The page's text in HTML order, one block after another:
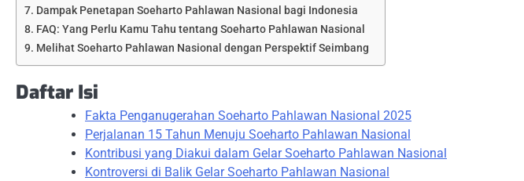
Dampak Penetapan Soeharto Pahlawan Nasional bagi Indonesia
FAQ: Yang Perlu Kamu Tahu tentang Soeharto Pahlawan Nasional
Melihat Soeharto Pahlawan Nasional dengan Perspektif Seimbang
Daftar Isi
Fakta Penganugerahan Soeharto Pahlawan Nasional 2025
Perjalanan 15 Tahun Menuju Soeharto Pahlawan Nasional
Kontribusi yang Diakui dalam Gelar Soeharto Pahlawan Nasional
Kontroversi di Balik Gelar Soeharto Pahlawan Nasional